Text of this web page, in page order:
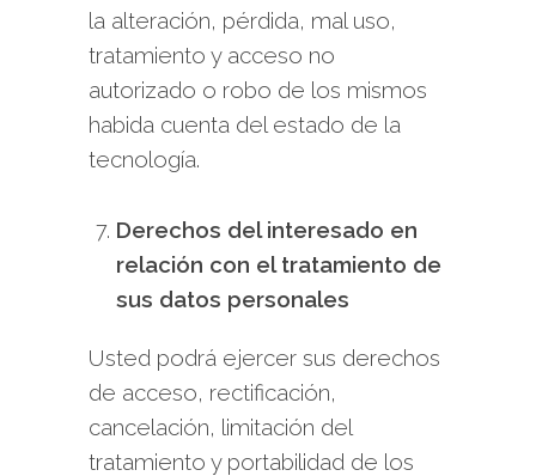
la alteración, pérdida, mal uso,
tratamiento y acceso no
autorizado o robo de los mismos
habida cuenta del estado de la
tecnología.
Derechos del interesado en
relación con el tratamiento de
sus datos personales
Usted podrá ejercer sus derechos
de acceso, rectificación,
cancelación, limitación del
tratamiento y portabilidad de los